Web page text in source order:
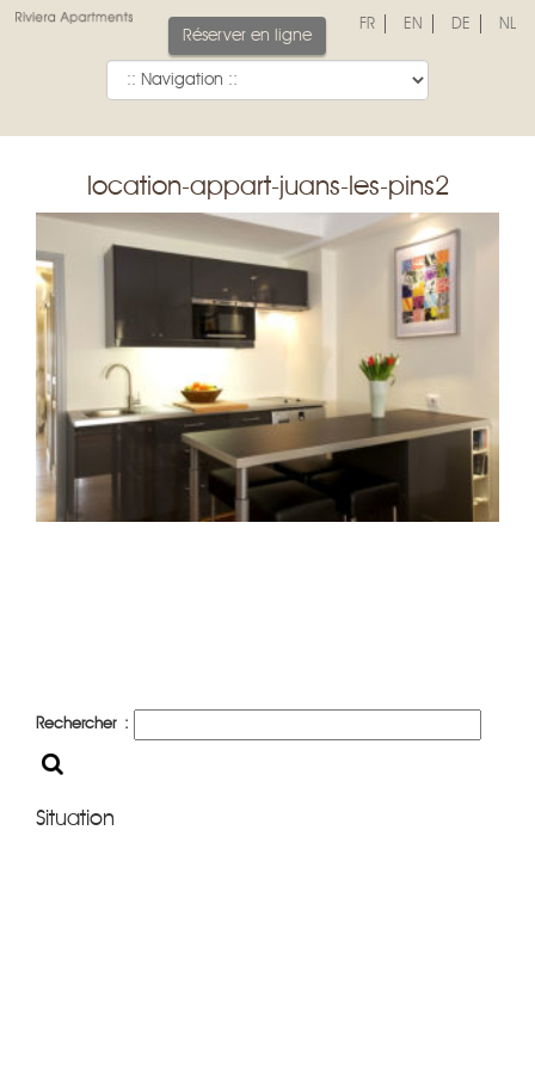
FR EN DE NL
Réserver en ligne
location-appart-juans-les-pins2
Rechercher :
Situation